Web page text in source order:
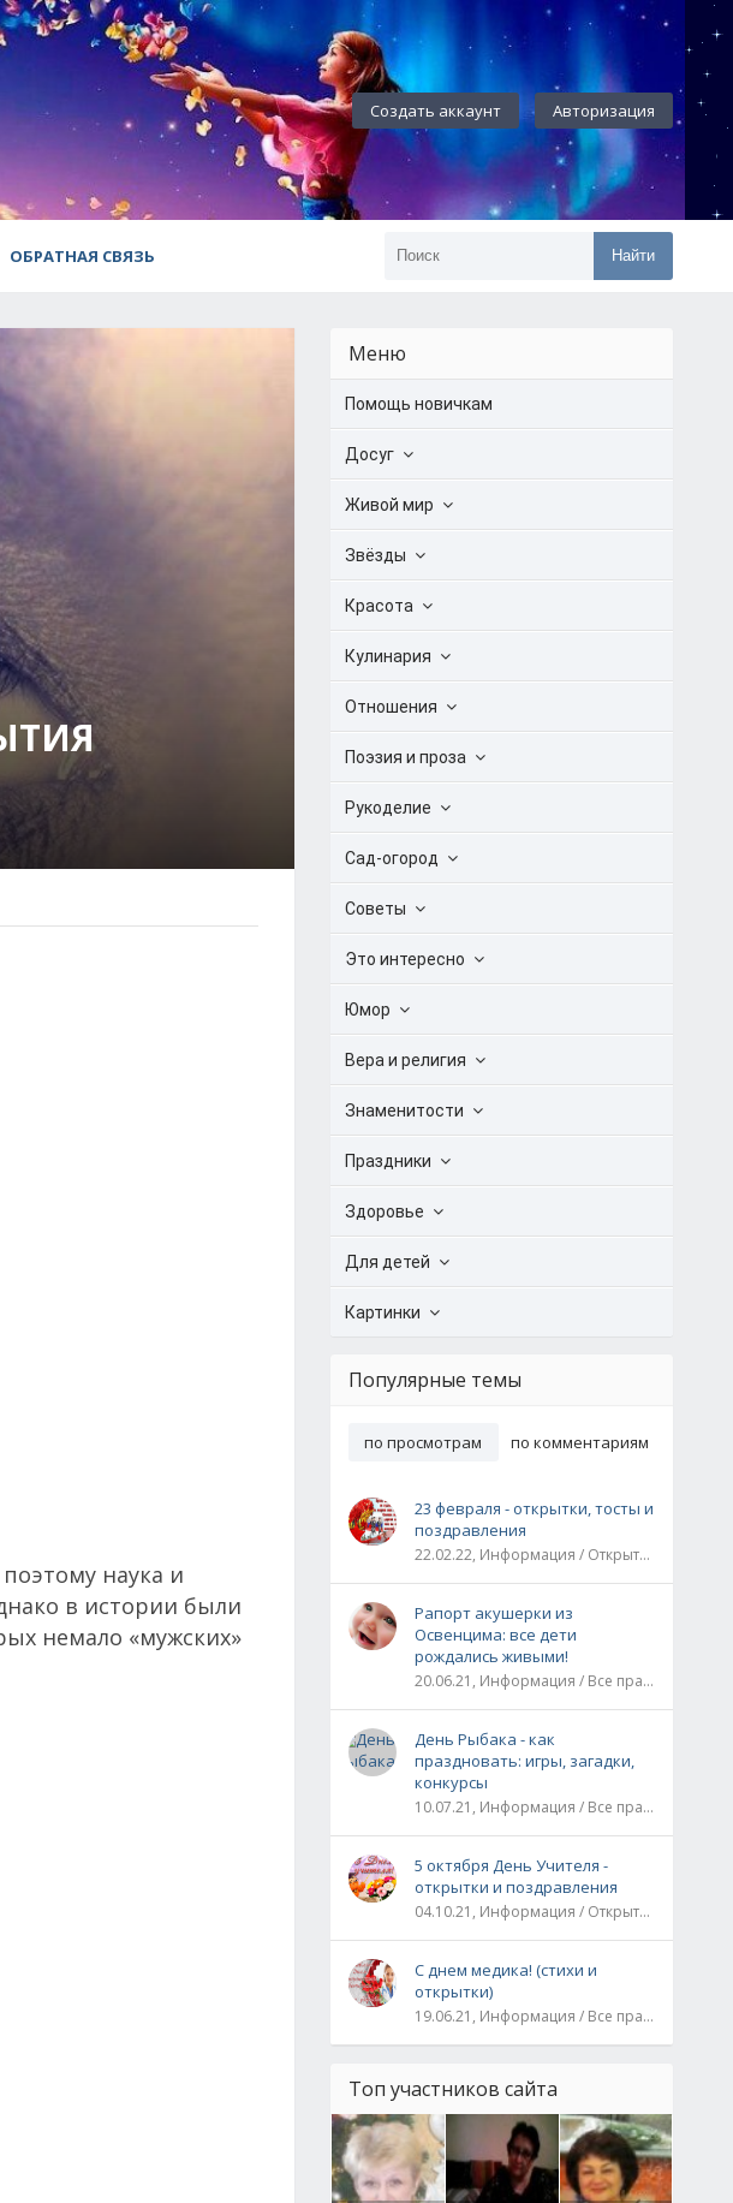
Создать аккаунт Авторизация
ОБРАТНАЯ СВЯЗЬ Найти
наука и
в истории были
немало «мужских»
Меню
Помощь новичкам
Досуг
Живой мир
Звёзды
Красота
Кулинария
Отношения
Поэзия и проза
Рукоделие
Сад-огород
Советы
Это интересно
Юмор
Вера и религия
Знаменитости
Праздники
Здоровье
Для детей
Картинки
Популярные темы
по просмотрам по комментариям
23 февраля - открытки, тосты и
поздравления
22.02.22, Информация / Открытки / Все праздники
Рапорт акушерки из
Освенцима: все дети
рождались живыми!
20.06.21, Информация / Все праздники / Рассказы и истории
День Рыбака - как
праздновать: игры, загадки,
конкурсы
10.07.21, Информация / Все праздники
5 октября День Учителя -
открытки и поздравления
04.10.21, Информация / Открытки / Все праздники
С днем медика! (стихи и
открытки)
19.06.21, Информация / Все праздники
Топ участников сайта